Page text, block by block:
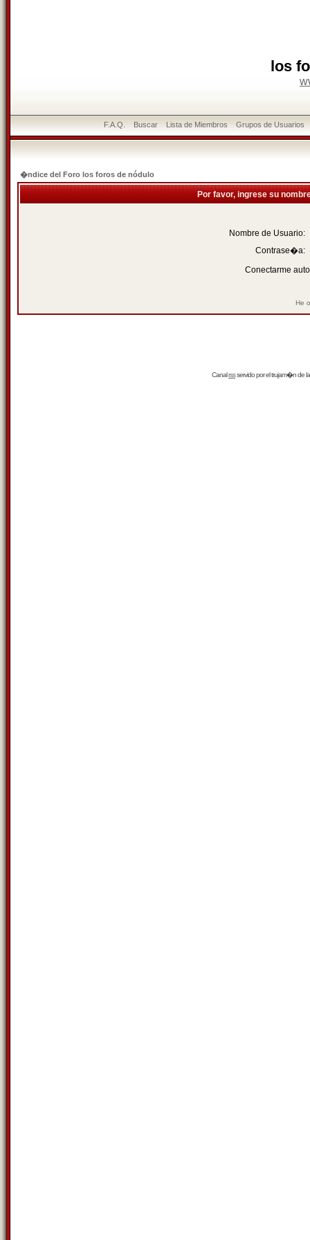
los
F.A.Q. Buscar Lista de Miembros Grupos de Usuarios
�ndice del Foro los foros de nódulo
Por favor, ingrese su
Nombre de Usuario:
Contrase�a:
Conectarme
He
Canalrssservido por eltrujam�nde